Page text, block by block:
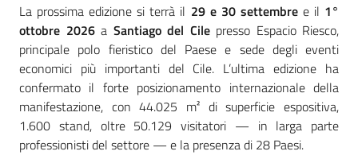
Seguici
su
La prossima edizione si terrà il 29 e 30 settembree il 1°
ottobre 2026a Santiago del Cilepresso Espacio Riesco,
principale polo fieristico del Paese e sede degli eventi
economici più importanti del Cile. L’ultima edizione ha
confermato il forte posizionamento internazionale della
manifestazione, con 44.025 m² di superficie espositiva,
1.600 stand, oltre 50.129 visitatori — in larga parte
professionisti del settore — e la presenza di 28 Paesi.